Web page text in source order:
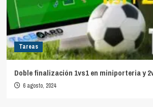
Tareas
Doble finalización 1vs1 en miniporteria y
6 agosto, 2024